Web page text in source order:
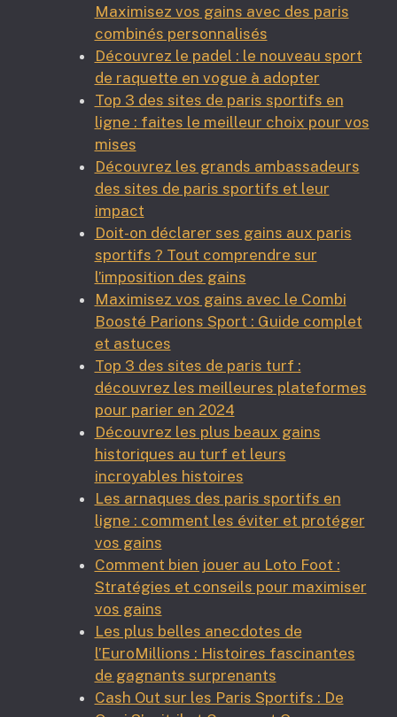
Maximisez vos gains avec des paris
combinés personnalisés
Découvrez le padel : le nouveau sport
de raquette en vogue à adopter
Top 3 des sites de paris sportifs en
ligne : faites le meilleur choix pour vos
mises
Découvrez les grands ambassadeurs
des sites de paris sportifs et leur
impact
Doit-on déclarer ses gains aux paris
sportifs ? Tout comprendre sur
l’imposition des gains
Maximisez vos gains avec le Combi
Boosté Parions Sport : Guide complet
et astuces
Top 3 des sites de paris turf :
découvrez les meilleures plateformes
pour parier en 2024
Découvrez les plus beaux gains
historiques au turf et leurs
incroyables histoires
Les arnaques des paris sportifs en
ligne : comment les éviter et protéger
vos gains
Comment bien jouer au Loto Foot :
Stratégies et conseils pour maximiser
vos gains
Les plus belles anecdotes de
l’EuroMillions : Histoires fascinantes
de gagnants surprenants
Cash Out sur les Paris Sportifs : De